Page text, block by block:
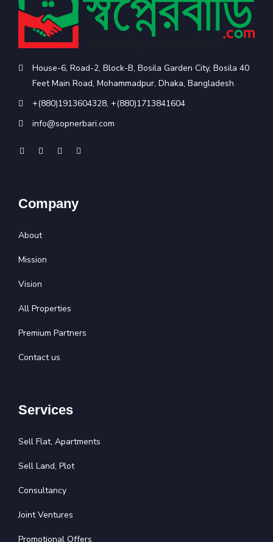
House-6, Road-2, Block-B, Bosila Garden City, Bosila 40
Feet Main Road, Mohammadpur, Dhaka, Bangladesh
+(880)1913604328, +(880)1713841604
info@sopnerbari.com
Company
About
Mission
Vision
All Properties
Premium Partners
Contact us
Services
Sell Flat, Apartments
Sell Land, Plot
Consultancy
Joint Ventures
Promotional Offers